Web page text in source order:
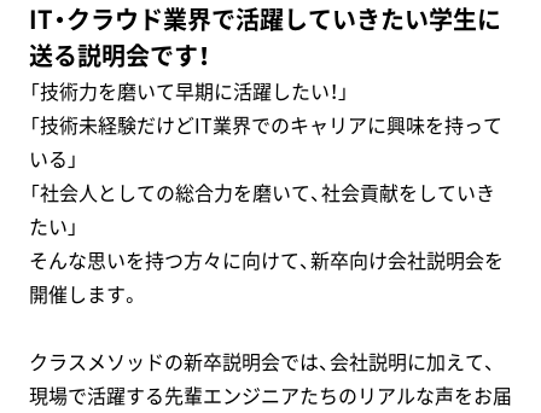
IT・クラウド業界で活躍していきたい学生に
送る説明会です！
「技術力を磨いて早期に活躍したい！」
「技術未経験だけどIT業界でのキャリアに興味を持って
いる」
「社会人としての総合力を磨いて、社会貢献をしていき
たい」
そんな思いを持つ方々に向けて、新卒向け会社説明会を
開催します。
クラスメソッドの新卒説明会では、会社説明に加えて、
現場で活躍する先輩エンジニアたちのリアルな声をお届